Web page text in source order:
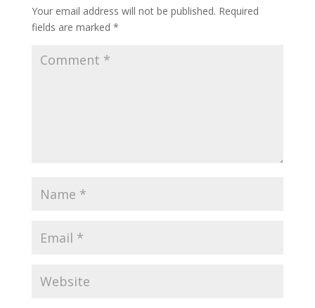
Your email address will not be published. Required
fields are marked *